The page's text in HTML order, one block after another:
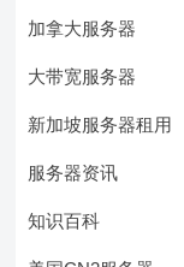
加拿大服务器
大带宽服务器
新加坡服务器租用
服务器资讯
知识百科